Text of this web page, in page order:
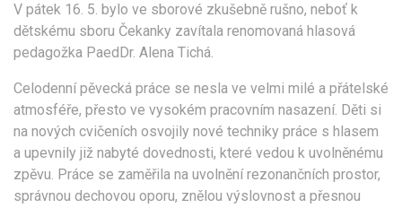
V pátek 16. 5. bylo ve sborové zkušebně rušno, neboť k
dětskému sboru Čekanky zavítala renomovaná hlasová
pedagožka PaedDr. Alena Tichá.
Celodenní pěvecká práce se nesla ve velmi milé a přátelské
atmosféře, přesto ve vysokém pracovním nasazení. Děti si
na nových cvičeních osvojily nové techniky práce s hlasem
a upevnily již nabyté dovednosti, které vedou k uvolněnému
zpěvu. Práce se zaměřila na uvolnění rezonančních prostor,
správnou dechovou oporu, znělou výslovnost a přesnou